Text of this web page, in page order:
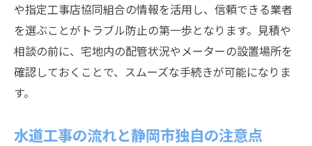
集合住宅の水道メーター設置場所の傾向
水道メーターが車の下にある場合の注意点
検針や漏水時に役立つメーター位置の確認
法
水道局への問い合わせ方法と実務ポイント
や指定工事店協同組合の情報を活用し、信頼できる業者
を選ぶことがトラブル防止の第一歩となります。見積や
相談の前に、宅地内の配管状況やメーターの設置場所を
確認しておくことで、スムーズな手続きが可能になりま
す。
水道工事の流れと静岡市独自の注意点